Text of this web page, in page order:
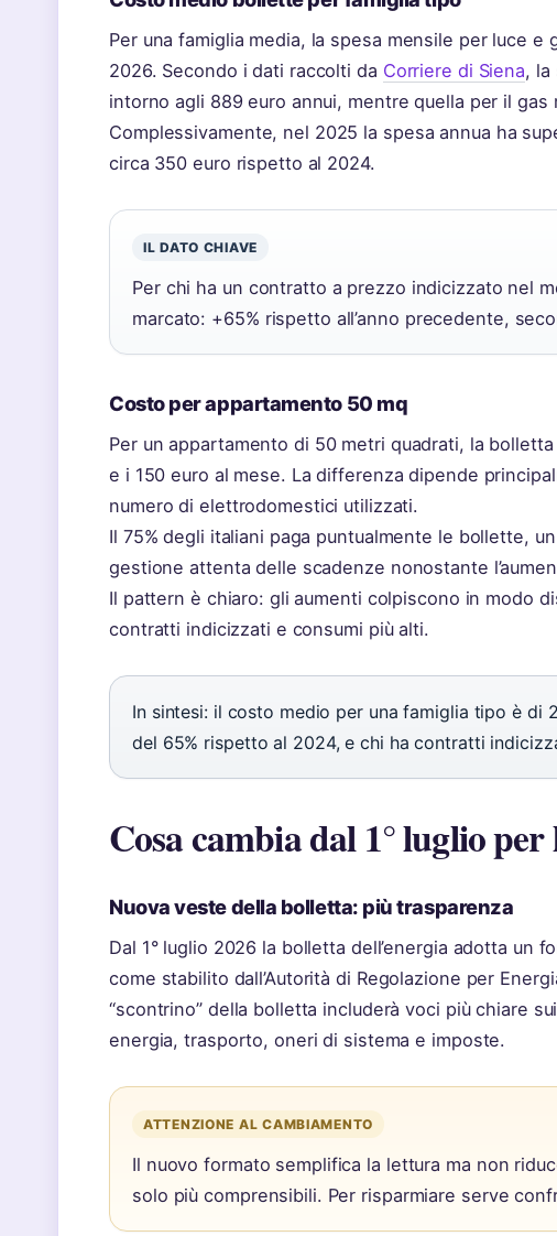
Per una famiglia media, la spesa mensile per luce
2026. Secondo i dati raccolti da Corriere di Siena, la
intorno agli 889 euro annui, mentre quella per il gas
Complessivamente, nel 2025 la spesa annua ha
circa 350 euro rispetto al 2024.
IL DATO CHIAVE
Per chi ha un contratto a prezzo indicizzato nel
marcato: +65% rispetto all’anno precedente,
Costo per appartamento 50 mq
Per un appartamento di 50 metri quadrati, la
e i 150 euro al mese. La differenza dipende
numero di elettrodomestici utilizzati.
Il 75% degli italiani paga puntualmente le bollette,
gestione attenta delle scadenze nonostante
Il pattern è chiaro: gli aumenti colpiscono in modo
contratti indicizzati e consumi più alti.
In sintesi: il costo medio per una famiglia tipo è di
del 65% rispetto al 2024, e chi ha contratti
Cosa cambia dal 1° luglio per
Nuova veste della bolletta: più trasparenza
Dal 1° luglio 2026 la bolletta dell’energia adotta un
come stabilito dall’Autorità di Regolazione per
“scontrino” della bolletta includerà voci più chiare
energia, trasporto, oneri di sistema e imposte.
ATTENZIONE AL CAMBIAMENTO
Il nuovo formato semplifica la lettura ma non
solo più comprensibili. Per risparmiare serve